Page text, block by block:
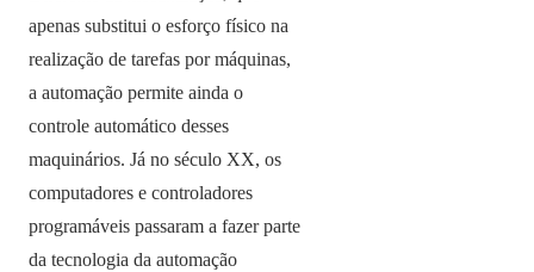
apenas substitui o esforço físico na
realização de tarefas por máquinas,
a automação permite ainda o
controle automático desses
maquinários. Já no século XX, os
computadores e controladores
programáveis passaram a fazer parte
da tecnologia da automação